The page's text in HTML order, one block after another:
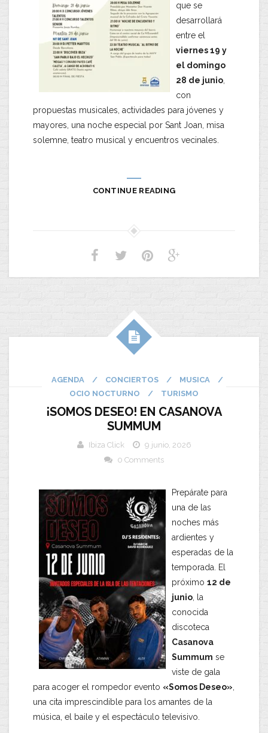
que se
desarrollará
entre el
viernes 19 y
el domingo
28 de junio
con
propuestas musicales, actividades para jóvenes y
mayores, una noche especial por Sant Joan, misa
solemne, teatro musical y encuentros vecinales.
CONTINUE READING
AGENDA / CONCIERTOS / MUSICA
/
OCIO NOCTURNO
/ TURISMO
¡SOMOS DESEO! EN CASANOVA
SUMMUM
Ibiza Click
9 junio, 2026
0 Comments
Prepárate para
una de las
noches más
ardientes y
esperadas de la
temporada. El
próximo 12 de
junio , la
conocida
discoteca
Casanova
Summum se
viste de gala
para acoger el rompedor evento «Somos Deseo»
una cita imprescindible para los amantes de la
música, el baile y el espectáculo televisivo.